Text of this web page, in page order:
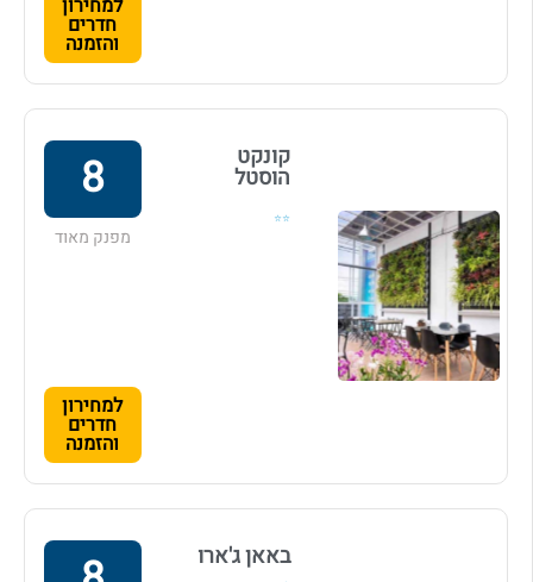
חדרים
והזמנה
קונקט
הוסטל
⭐⭐
8
מפנק מאוד
למחירון
חדרים
והזמנה
באאן ג'ארו